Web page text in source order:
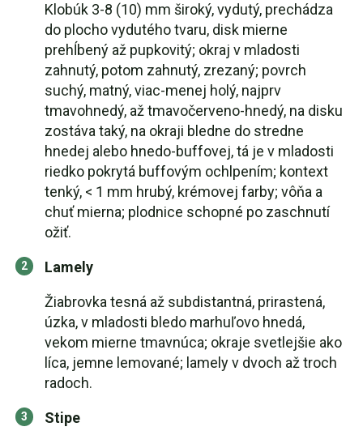
Klobúk 3-8 (10) mm široký, vydutý, prechádza
do plocho vydutého tvaru, disk mierne
prehĺbený až pupkovitý; okraj v mladosti
zahnutý, potom zahnutý, zrezaný; povrch
suchý, matný, viac-menej holý, najprv
tmavohnedý, až tmavočerveno-hnedý, na disku
zostáva taký, na okraji bledne do stredne
hnedej alebo hnedo-buffovej, tá je v mladosti
riedko pokrytá buffovým ochlpením; kontext
tenký, < 1 mm hrubý, krémovej farby; vôňa a
chuť mierna; plodnice schopné po zaschnutí
ožiť.
Lamely
Žiabrovka tesná až subdistantná, prirastená,
úzka, v mladosti bledo marhuľovo hnedá,
vekom mierne tmavnúca; okraje svetlejšie ako
líca, jemne lemované; lamely v dvoch až troch
radoch.
Stipe